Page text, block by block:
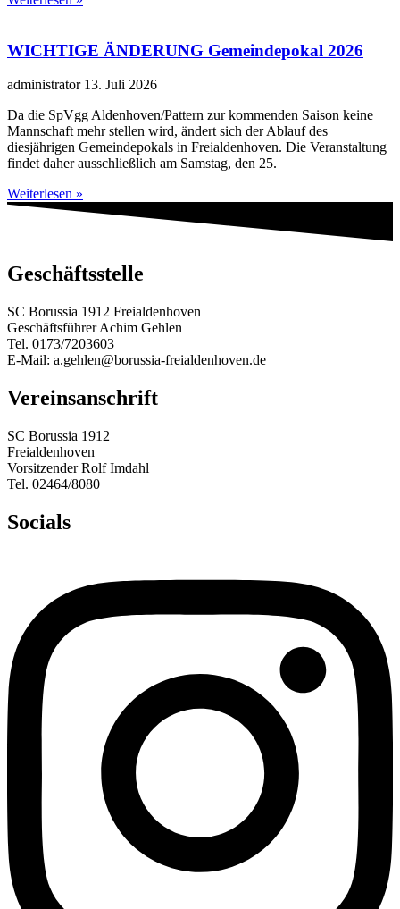
WICHTIGE ÄNDERUNG Gemeindepokal 2026
administrator 13. Juli 2026
Da die SpVgg Aldenhoven/Pattern zur kommenden Saison keine
Mannschaft mehr stellen wird, ändert sich der Ablauf des
diesjährigen Gemeindepokals in Freialdenhoven. Die Veranstaltung
findet daher ausschließlich am Samstag, den 25.
Weiterlesen »
Geschäftsstelle
SC Borussia 1912 Freialdenhoven
Geschäftsführer Achim Gehlen
Tel. 0173/7203603
E-Mail: a.gehlen@borussia-freialdenhoven.de
Vereinsanschrift
SC Borussia 1912
Freialdenhoven
Vorsitzender Rolf Imdahl
Tel. 02464/8080
Socials